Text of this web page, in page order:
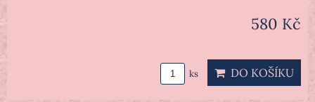
580 Kč
ks DO KOŠÍKU